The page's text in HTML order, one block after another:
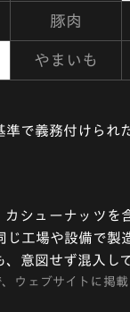
豚肉
やまいも
で義務付けられ
シューナッツを
じ工場や設備で
意図せず混入し
ウェブサイトに掲